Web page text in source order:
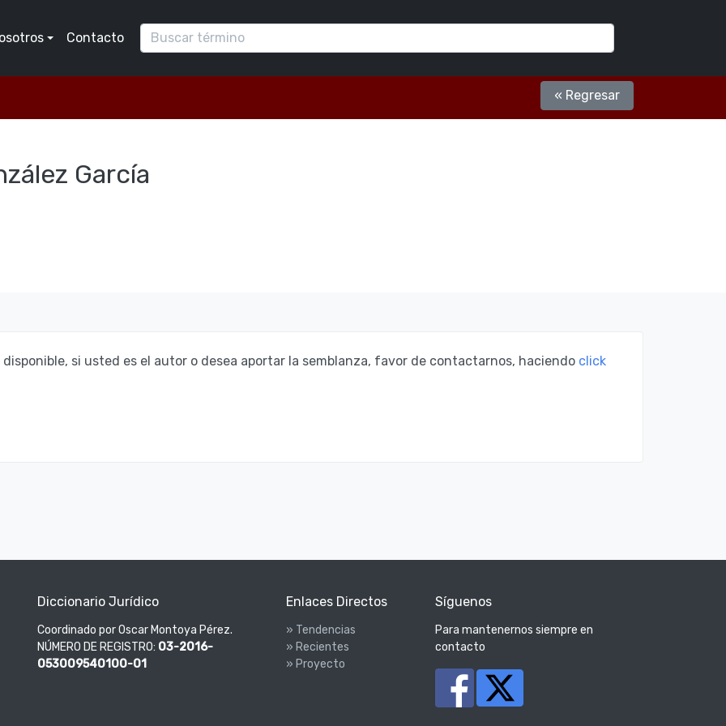
Contacto
« Regresar
Garcí­a
si usted es el autor o desea aportar la semblanza, favor de contactarnos, haciendo click
Diccionario Jurídico
Coordinado por Oscar Montoya Pérez.
NÚMERO DE REGISTRO: 03-2016-
053009540100-01
Enlaces Directos
» Tendencias
» Recientes
» Proyecto
Síguenos
Para mantenernos siempre en
contacto